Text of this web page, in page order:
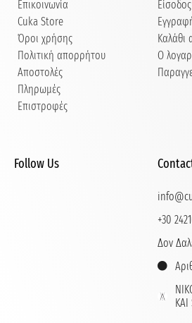
Επικοινωνία
Cuka Store
Όροι χρήσης
Πολιτική απορρήτου
Αποστολές
Πληρωμές
Επιστροφές
Είσοδος
Καλάθι
Ο
Follow Us
+30
Δον
KAI